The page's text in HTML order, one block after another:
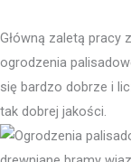
Główną zaletą pracy
ogrodzenia
się bardzo dobrze i
tak dobrej jakości.